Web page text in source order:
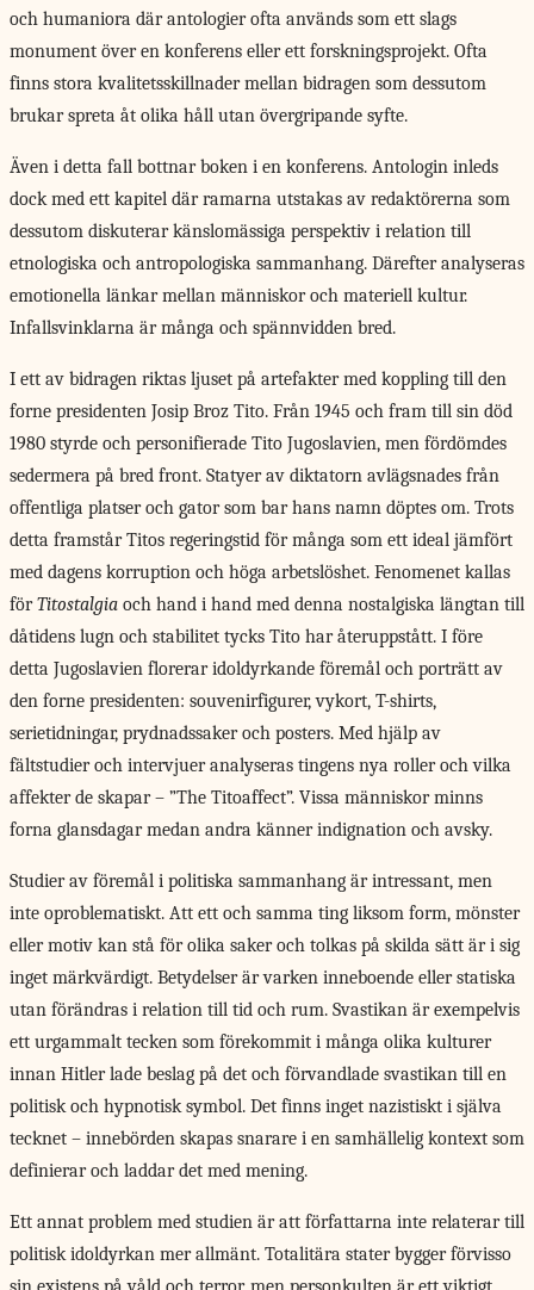
och humaniora där antologier ofta används som ett slags
monument över en konferens eller ett forskningsprojekt. Ofta
finns stora kvalitetsskillnader mellan bidragen som dessutom
brukar spreta åt olika håll utan övergripande syfte.
Även i detta fall bottnar boken i en konferens. Antologin inleds
dock med ett kapitel där ramarna utstakas av redaktörerna som
dessutom diskuterar känslomässiga perspektiv i relation till
etnologiska och antropologiska sammanhang. Därefter analyseras
emotionella länkar mellan människor och materiell kultur.
Infallsvinklarna är många och spännvidden bred.
I ett av bidragen riktas ljuset på artefakter med koppling till den
forne presidenten Josip Broz Tito. Från 1945 och fram till sin död
1980 styrde och personifierade Tito Jugoslavien, men fördömdes
sedermera på bred front. Statyer av diktatorn avlägsnades från
offentliga platser och gator som bar hans namn döptes om. Trots
detta framstår Titos regeringstid för många som ett ideal jämfört
med dagens korruption och höga arbetslöshet. Fenomenet kallas
förTitostalgia och hand i hand med denna nostalgiska längtan till
dåtidens lugn och stabilitet tycks Tito har återuppstått. I före
detta Jugoslavien florerar idoldyrkande föremål och porträtt av
den forne presidenten: souvenirfigurer, vykort, T-shirts,
serietidningar, prydnadssaker och posters. Med hjälp av
fältstudier och intervjuer analyseras tingens nya roller och vilka
affekter de skapar – ”The Titoaffect”. Vissa människor minns
forna glansdagar medan andra känner indignation och avsky.
Studier av föremål i politiska sammanhang är intressant, men
inte oproblematiskt. Att ett och samma ting liksom form, mönster
eller motiv kan stå för olika saker och tolkas på skilda sätt är i sig
inget märkvärdigt. Betydelser är varken inneboende eller statiska
utan förändras i relation till tid och rum. Svastikan är exempelvis
ett urgammalt tecken som förekommit i många olika kulturer
innan Hitler lade beslag på det och förvandlade svastikan till en
politisk och hypnotisk symbol. Det finns inget nazistiskt i själva
tecknet – innebörden skapas snarare i en samhällelig kontext som
definierar och laddar det med mening.
Ett annat problem med studien är att författarna inte relaterar till
politisk idoldyrkan mer allmänt. Totalitära stater bygger förvisso